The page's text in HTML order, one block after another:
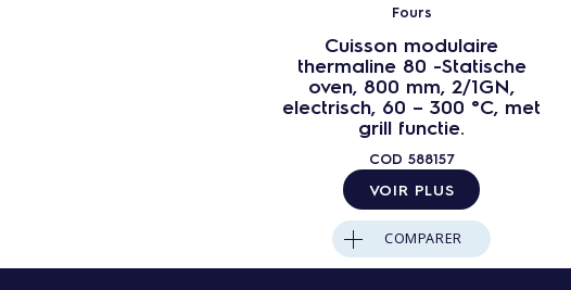
Fours
Cuisson modulaire
thermaline 80 -Statische
oven, 800 mm, 2/1GN,
electrisch, 60 – 300 °C, met
grill functie.
COD 588157
VOIR PLUS
COMPARER